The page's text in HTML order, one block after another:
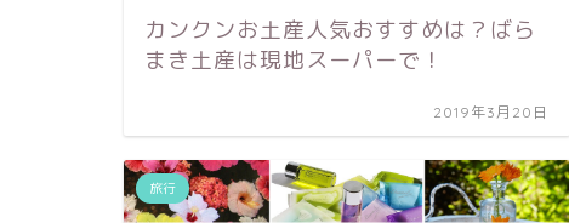
カンクンお土産人気おすすめは？ばら
まき土産は現地スーパーで！
2019年3月20日
旅行